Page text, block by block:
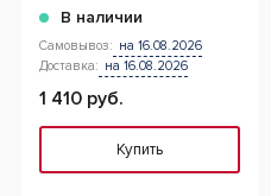
В наличии
Самовывоз: на 16.08.2026
Доставка: на 16.08.2026
1 410 руб.
Купить